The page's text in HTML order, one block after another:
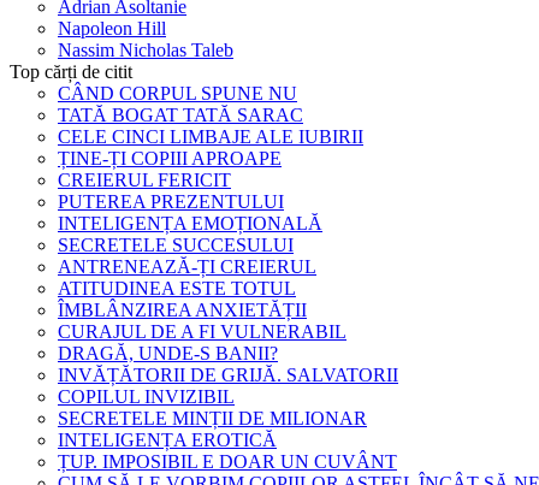
Adrian Asoltanie
Napoleon Hill
Nassim Nicholas Taleb
Top cărți de citit
CÂND CORPUL SPUNE NU
TATĂ BOGAT TATĂ SARAC
CELE CINCI LIMBAJE ALE IUBIRII
ȚINE-ȚI COPIII APROAPE
CREIERUL FERICIT
PUTEREA PREZENTULUI
INTELIGENȚA EMOȚIONALĂ
SECRETELE SUCCESULUI
ANTRENEAZĂ-ȚI CREIERUL
ATITUDINEA ESTE TOTUL
ÎMBLÂNZIREA ANXIETĂȚII
CURAJUL DE A FI VULNERABIL
DRAGĂ, UNDE-S BANII?
INVĂȚĂTORII DE GRIJĂ. SALVATORII
COPILUL INVIZIBIL
SECRETELE MINȚII DE MILIONAR
INTELIGENȚA EROTICĂ
ȚUP. IMPOSIBIL E DOAR UN CUVÂNT